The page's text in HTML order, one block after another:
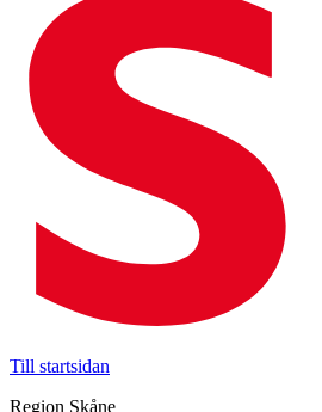
Till startsidan
Region Skåne